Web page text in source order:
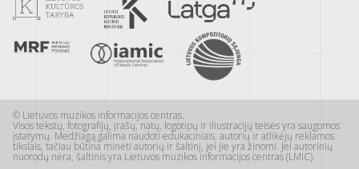
© Lietuvos muzikos informacijos centras.
Visos tekstų, fotografijų, įrašų, natų, logotipų ir iliustracijų teisės yra saugomos
įstatymų. Medžiagą galima naudoti edukaciniais, autorių ir atlikėjų reklamos
tikslais, tačiau būtina minėti autorių ir šaltinį, jei jie yra žinomi. Jei autorinių
nuorodų nėra, šaltinis yra Lietuvos muzikos informacijos centras (LMIC).